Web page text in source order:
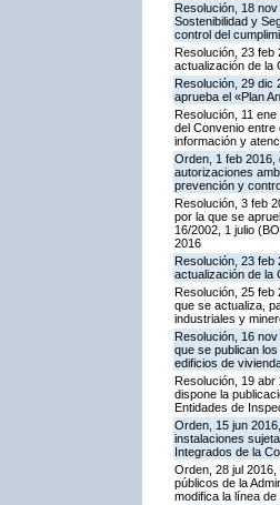
Resolución, 18
Sostenibilidad y
control del
Resolución, 23
actualización de la
Resolución, 29 dic
aprueba el «Plan
Resolución, 11
del Convenio entre
información y
Orden, 1 feb 2016,
autorizaciones
prevención y
Resolución, 3 feb
por la que se
16/2002, 1 julio
2016
Resolución, 23
actualización de la
Resolución, 25
que se actualiza,
industriales y
Resolución, 16
que se publican
edificios de
Resolución, 19
dispone la
Entidades de
Orden, 15 jun
instalaciones
Integrados de la
Orden, 28 jul
públicos de la
modifica la línea